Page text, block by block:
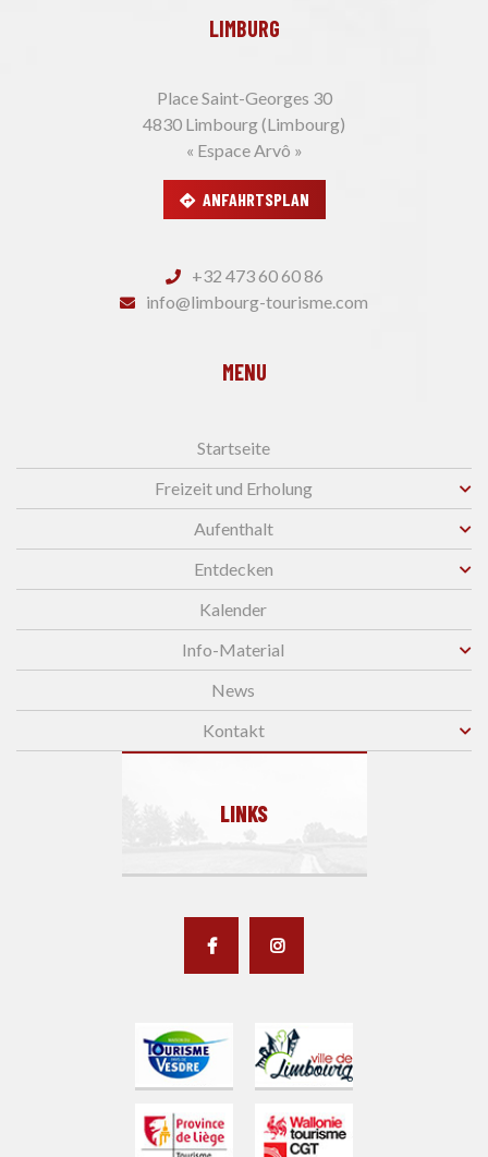
LIMBURG
Place Saint-Georges 30
4830 Limbourg (Limbourg)
« Espace Arvô »
ANFAHRTSPLAN
+32 473 60 60 86
info@limbourg-tourisme.com
MENU
Startseite
Freizeit und Erholung
Aufenthalt
Entdecken
Kalender
Info-Material
News
Kontakt
LINKS